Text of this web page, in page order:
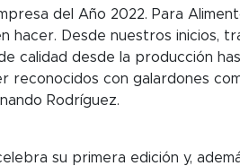
del Año 2022. Para
Desde nuestros inicios,
calidad desde la producción
con galardones
Rodríguez.
su primera edición y,